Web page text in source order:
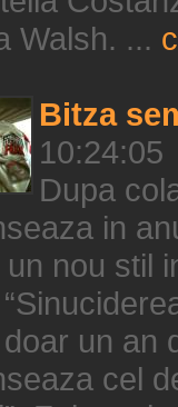
Walsh. ...
Bitza
10:24:05
Dupa
in
nou stil
un an
cel